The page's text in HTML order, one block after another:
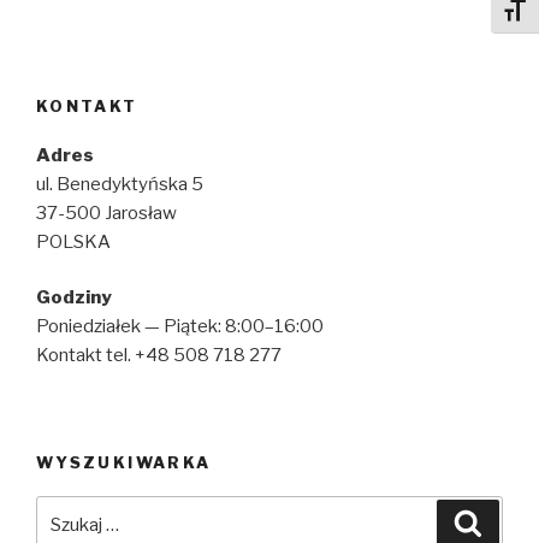
KONTAKT
Adres
ul. Benedyktyńska 5
37-500 Jarosław
POLSKA
Godziny
Poniedziałek — Piątek: 8:00–16:00
Kontakt tel. +48 508 718 277
WYSZUKIWARKA